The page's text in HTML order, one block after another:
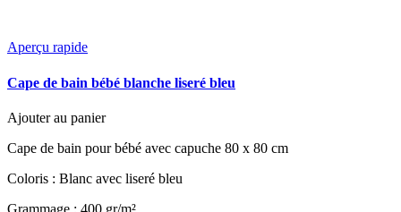
Aperçu rapide
Cape de bain bébé blanche liseré bleu
Ajouter au panier
Cape de bain pour bébé avec capuche 80 x 80 cm
Coloris : Blanc avec liseré bleu
Grammage : 400 gr/m²